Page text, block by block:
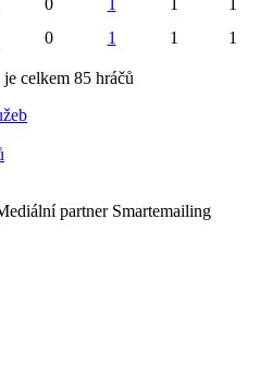
0
0 1 1 1
celkem 85 hráčů